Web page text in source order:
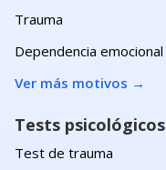
Trauma
Dependencia emocional
Ver más motivos →
Tests psicológicos
Test de trauma